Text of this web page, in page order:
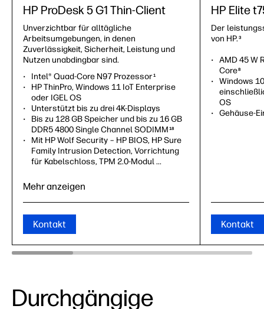
HP ProDesk 5 G1 Thin-Client
Unverzichtbar für alltägliche
Arbeitsumgebungen, in denen
Zuverlässigkeit, Sicherheit, Leistung und
Nutzen unabdingbar sind.
Intel® Quad-Core N97 Prozessor1
HP ThinPro, Windows 11 IoT Enterprise
oder IGEL OS
Unterstützt bis zu drei 4K-Displays
Bis zu 128 GB Speicher und bis zu 16 GB
DDR5 4800 Single Channel SODIMM 18
Mit HP Wolf Security – HP BIOS, HP Sure
Family Intrusion Detection, Vorrichtung
für Kabelschloss, TPM 2.0-Modul ...
Mehr anzeigen
Kontakt
HP Elite
Der
von HP.3
AMD 45 W
Core8
Windows
OS
Gehäuse-
Kontakt
Durchgängige